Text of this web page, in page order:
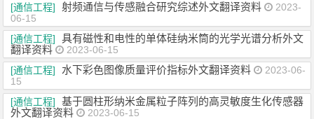
[通信工程]
射频通信与传感融合研究综述外文翻译资料
2023-
06-15
[通信工程]
具有磁性和电性的单体硅纳米筒的光学光谱分析外文
翻译资料
2023-06-15
[通信工程]
水下彩色图像质量评价指标外文翻译资料
2023-06-
15
[通信工程]
基于圆柱形纳米金属粒子阵列的高灵敏度生化传感器
外文翻译资料
2023-06-15